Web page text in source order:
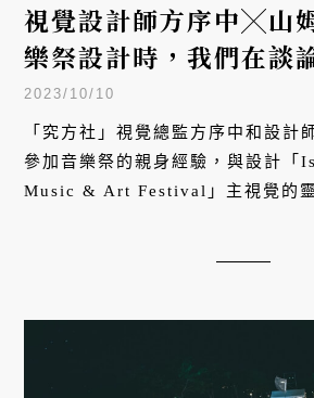
視覺設計師方序中╳山
樂祭設計時，我們在談
2023/10/10
「究方社」視覺總監方序中和設計
參加音樂祭的親身經驗，與設計
Music & Art Festival」主視覺的靈